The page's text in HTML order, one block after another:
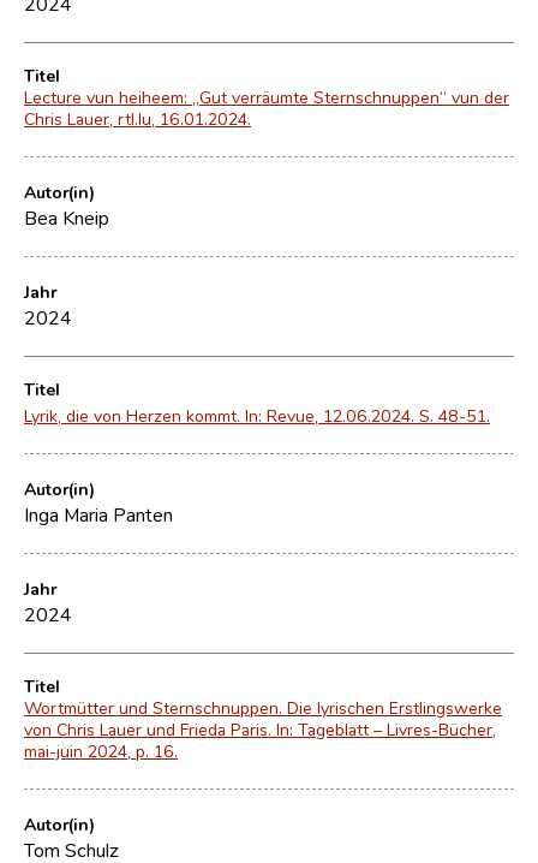
Titel
Lecture vun heiheem: „Gut verräumte Sternschnuppen“ vun der
Chris Lauer, rtl.lu, 16.01.2024.
Autor(in)
Bea Kneip
Jahr
2024
Titel
Lyrik, die von Herzen kommt. In: Revue, 12.06.2024. S. 48-51.
Autor(in)
Inga Maria Panten
Jahr
2024
Titel
Wortmütter und Sternschnuppen. Die lyrischen Erstlingswerke
von Chris Lauer und Frieda Paris. In: Tageblatt – Livres-Bücher,
mai-juin 2024, p. 16.
Autor(in)
Tom Schulz